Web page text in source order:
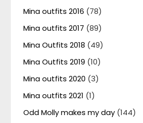
Mina outfits 2016 (78)
Mina outfits 2017 (89)
Mina Outfits 2018 (49)
Mina Outfits 2019 (10)
Mina outfits 2020 (3)
Mina outfits 2021 (1)
Odd Molly makes my day (144)